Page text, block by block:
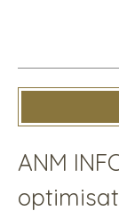
ANM